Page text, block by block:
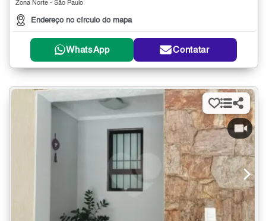
Zona Norte - São Paulo
Endereço no círculo do mapa
WhatsApp Contatar